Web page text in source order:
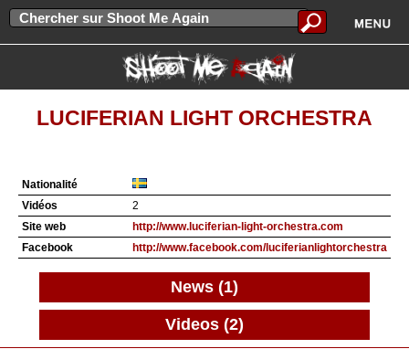
LUCIFERIAN LIGHT ORCHESTRA
Nationalité
Vidéos
2
Site web
http://www.luciferian-light-orchestra.com
Facebook
http://www.facebook.com/luciferianlightorchestra
News (1)
Videos (2)